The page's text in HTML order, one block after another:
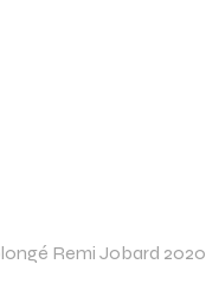
Remi Jobard 2020